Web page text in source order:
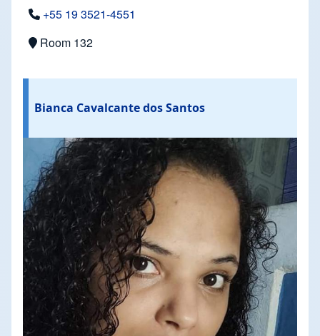
+55 19 3521-4551
Room 132
Bianca Cavalcante dos Santos